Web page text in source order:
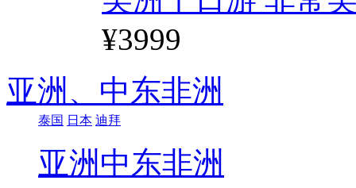
¥3999
亚洲、 中东非洲
泰国 日本 迪拜
亚洲 中东非洲